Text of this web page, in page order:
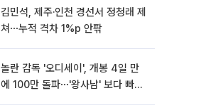
김민석, 제주·인천 경선서 정청래 제
쳐⋯누적 격차 1%p 안팎
놀란 감독 '오디세이', 개봉 4일 만
에 100만 돌파⋯'왕사남' 보다 빠르